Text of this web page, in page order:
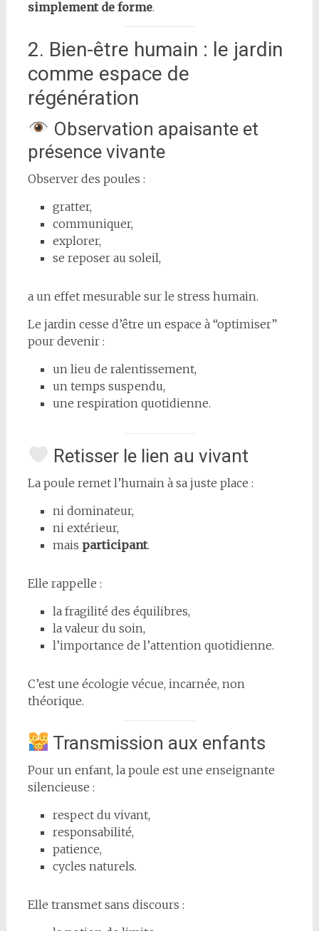
simplement de forme.
2. Bien-être humain : le jardin
comme espace de
régénération
Observation apaisante et
présence vivante
Observer des poules :
gratter,
communiquer,
explorer,
se reposer au soleil,
a un effet mesurable sur le stress humain.
Le jardin cesse d’être un espace à “optimiser”
pour devenir :
un lieu de ralentissement,
un temps suspendu,
une respiration quotidienne.
Retisser le lien au vivant
La poule remet l’humain à sa juste place :
ni dominateur,
ni extérieur,
mais participant.
Elle rappelle :
la fragilité des équilibres,
la valeur du soin,
l’importance de l’attention quotidienne.
C’est une écologie vécue, incarnée, non
théorique.
Transmission aux enfants
Pour un enfant, la poule est une enseignante
silencieuse :
respect du vivant,
responsabilité,
patience,
cycles naturels.
Elle transmet sans discours :